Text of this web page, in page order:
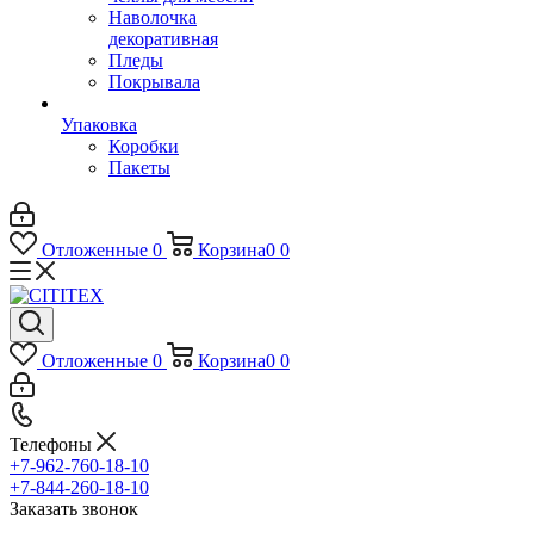
Наволочка
декоративная
Пледы
Покрывала
Упаковка
Коробки
Пакеты
Отложенные 0 Корзина0 0
Отложенные 0 Корзина0 0
Телефоны
+7-962-760-18-10
+7-844-260-18-10
Заказать звонок